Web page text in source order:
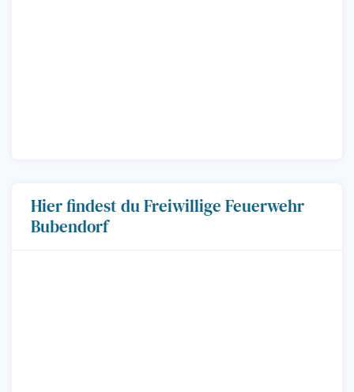
Hier findest du Freiwillige Feuerwehr
Bubendorf